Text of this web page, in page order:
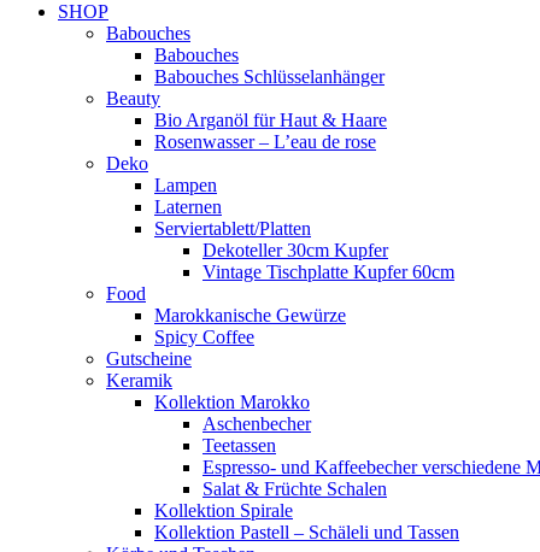
SHOP
Babouches
Babouches
Babouches Schlüsselanhänger
Beauty
Bio Arganöl für Haut & Haare
Rosenwasser – L’eau de rose
Deko
Lampen
Laternen
Serviertablett/Platten
Dekoteller 30cm Kupfer
Vintage Tischplatte Kupfer 60cm
Food
Marokkanische Gewürze
Spicy Coffee
Gutscheine
Keramik
Kollektion Marokko
Aschenbecher
Teetassen
Espresso- und Kaffeebecher verschiedene
Salat & Früchte Schalen
Kollektion Spirale
Kollektion Pastell – Schäleli und Tassen